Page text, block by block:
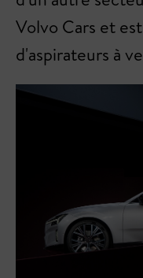
Volvo Cars et
d'aspirateurs à